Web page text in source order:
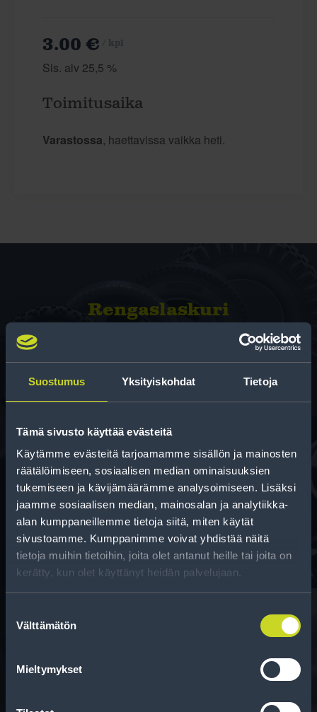
Suostumus Yksityiskohdat Tietoja
Tämä sivusto käyttää evästeitä
Käytämme evästeitä tarjoamamme sisällön ja mainosten
räätälöimiseen, sosiaalisen median ominaisuuksien
tukemiseen ja kävijämäärämme analysoimiseen. Lisäksi
jaamme sosiaalisen median, mainosalan ja analytiikka-
alan kumppaneillemme tietoja siitä, miten käytät
sivustoamme. Kumppanimme voivat yhdistää näitä
tietoja muihin tietoihin, joita olet antanut heille tai joita on
kerätty, kun olet käyttänyt heidän palvelujaan.
valinta
Välttämätön
Mieltymykset
3.00 €
Sis. alv 25,5 %
Toimitusaika
Varastossa, haettavissa vaikka heti.
Rengas­laskuri
Auttaa sinua valitsemaan oikean kokoisen renkaan,
Rahoitus
Tee ostoksesi RengasCenter-tilillä. Saat
maksuaikaa renkaillesi.
Tavallisen ihmisen tietoa merkinnöistä, renkaista ja